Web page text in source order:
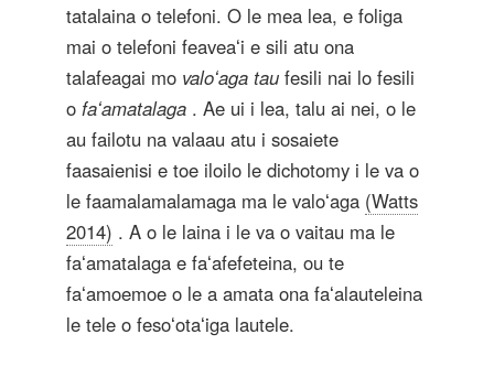
tatalaina o telefoni. O le mea lea, e foliga
mai o telefoni feaveaʻi e sili atu ona
talafeagai mo valoʻaga tau fesili nai lo fesili
o faʻamatalaga . Ae ui i lea, talu ai nei, o le
au failotu na valaau atu i sosaiete
faasaienisi e toe iloilo le dichotomy i le va o
le faamalamalamaga ma le valoʻaga (Watts
2014) . A o le laina i le va o vaitau ma le
faʻamatalaga e faʻafefeteina, ou te
faʻamoemoe o le a amata ona faʻalauteleina
le tele o fesoʻotaʻiga lautele.